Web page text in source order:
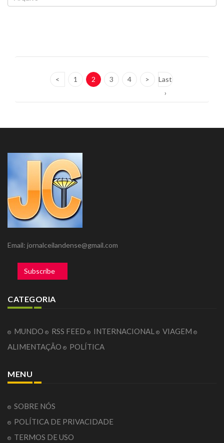
< 1 2 3 4 >
Last
›
Email: jornalceilandense@gmail.com
Subscribe
CATEGORIA
MUNDO RSS FEED INTERNACIONAL
VIAGEM
ALIMENTAÇÃO
POLÍTICA
MENU
SOBRE NÓS
POLÍTICA DE PRIVACIDADE
TERMOS DE USO